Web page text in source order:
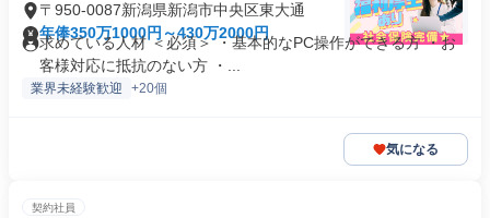
〒950-0087新潟県新潟市中央区東大通
年俸350万1000円～430万2000円
求めている人材 ＜必須＞ ・基本的なPC操作ができる方 ・お
客様対応に抵抗のない方 ・...
業界未経験歓迎 +20個
気になる
契約社員